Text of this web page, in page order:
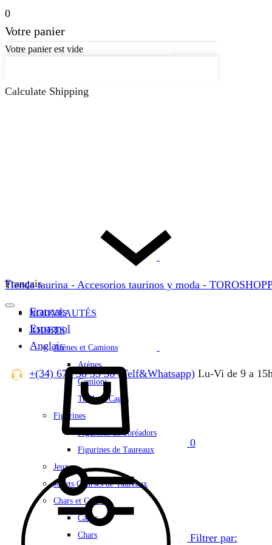
0
Votre panier
Votre panier est vide
Calculate Shipping
Français
Français
Espagnol
Anglais
+(34) 679 58 35 36 (Telf&Whatsapp) Lu-Vi de 9 a
Tienda taurina - Accesorios taurinos y moda -
NOUVEAUTÉS
JOUETS
Arènes et Camions
Arènes
Camions
Torils et Cages
Figurines
Figurines de Toréadors
Figurines de Taureaux
Jeux
Jouets Courses de Taureaux
Chars et Capes
Capes
Chars
0
Filtrer par: